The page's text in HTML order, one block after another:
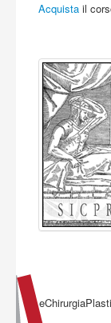
Acquista il